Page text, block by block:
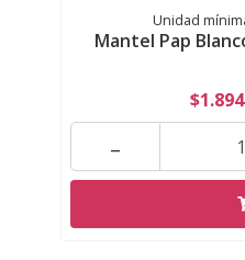
Unidad
Mantel Pap
$1.894
-